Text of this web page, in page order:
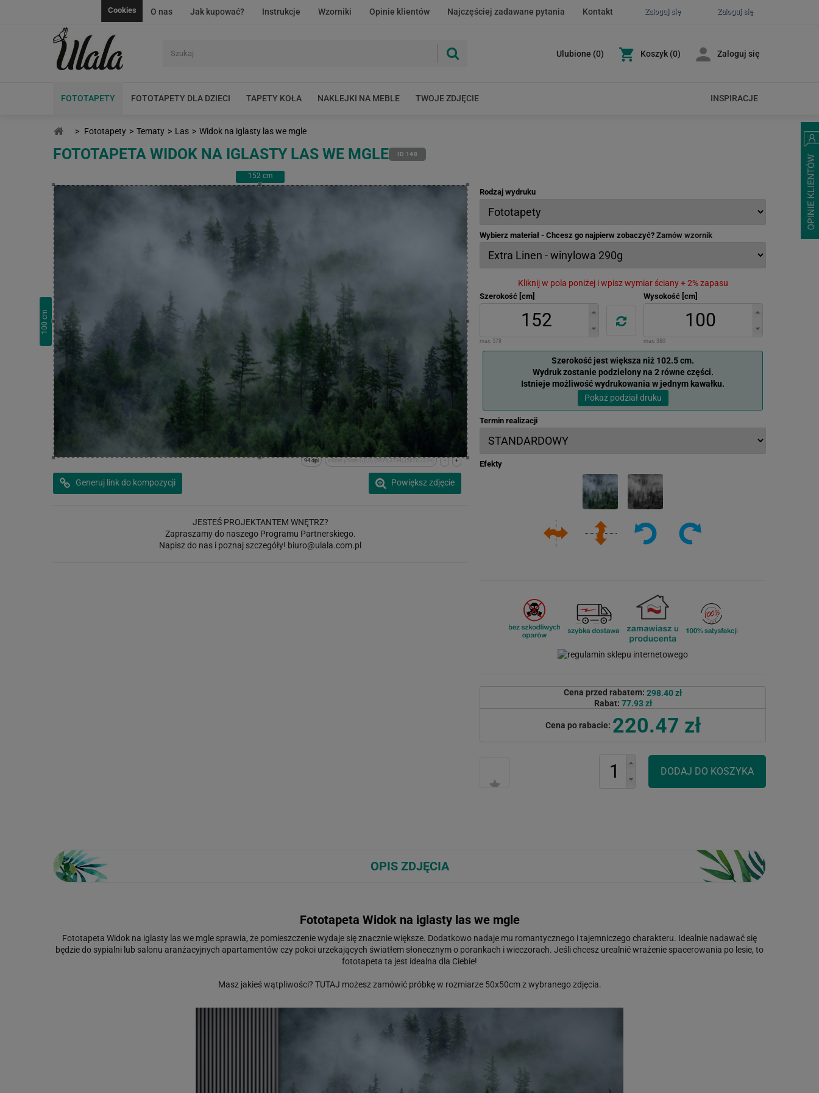
Zaloguj się
Zaloguj się
O nas Jak kupować? Instrukcje Wzorniki Opinie klientów Najczęściej zadawane pytania Kontakt
Cookies
Ulubione (0) Koszyk (0) Zaloguj się
FOTOTAPETY FOTOTAPETY DLA DZIECI TAPETY KOŁA NAKLEJKI NA MEBLE TWOJE ZDJĘCIE INSPIRACJE
> Fototapety > Tematy > Las > Widok na iglasty las we mgle
FOTOTAPETA WIDOK NA IGLASTY LAS WE MGLE ID 148
152cm
100
cm
+
-
x:0cm y:0cm | (0,0) (5676,3734) (5676,3734)
94 dpi
Powiększ zdjęcie
Generuj link do kompozycji
JESTEŚ PROJEKTANTEM WNĘTRZ?
Zapraszamy do naszego Programu Partnerskiego.
Napisz do nas i poznaj szczegóły! biuro@ulala.com.pl
Rodzaj wydruku
Wybierz materiał - Chcesz go najpierw zobaczyć? Zamów wzornik
Kliknij w pola poniżej i wpisz wymiar ściany + 2% zapasu
Szerokość [cm]
max: 578
Wysokość [cm]
max: 380
Szerokość jest większa niż 102.5 cm.
Wydruk zostanie podzielony na 2 równe części.
Istnieje możliwość wydrukowania w jednym kawałku.
Pokaż podział druku
Termin realizacji
Efekty
Cena przed rabatem: 298.40 zł
Rabat: 77.93 zł
Cena po rabacie: 220.47 zł
OPIS ZDJĘCIA
Fototapeta Widok na iglasty las we mgle
Fototapeta Widok na iglasty las we mgle sprawia, że pomieszczenie wydaje się znacznie większe. Dodatkowo nadaje mu romantycznego i tajemniczego charakteru. Idealnie nadawać się
będzie do sypialni lub salonu aranżacyjnych apartamentów czy pokoi urzekających światłem słonecznym o porankach i wieczorach. Jeśli chcesz urealnić wrażenie spacerowania po lesie, to
fototapeta ta jest idealna dla Ciebie!
Masz jakieś wątpliwości? TUTAJ możesz zamówić próbkę w rozmiarze 50x50cm z wybranego zdjęcia.